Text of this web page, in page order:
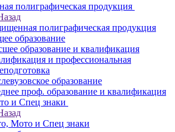
полиграфическая продукция
полиграфическая продукция
образование
образование и квалификация
и профессиональная
образование
проф. образование и квалификация
и Спец знаки
Мото и Спец знаки